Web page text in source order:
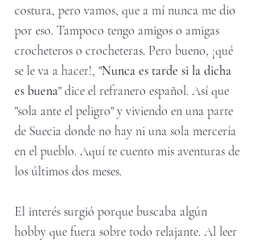
costura, pero vamos, que a mí nunca me dio
por eso. Tampoco tengo amigos o amigas
crocheteros o crocheteras. Pero bueno, ¡qué
se le va a hacer!, "Nunca es tarde si la dicha
es buena" dice el refranero español. Así que
"sola ante el peligro" y viviendo en una parte
de Suecia donde no hay ni una sola mercería
en el pueblo. Aquí te cuento mis aventuras de
los últimos dos meses.
El interés surgió porque buscaba algún
hobby que fuera sobre todo relajante. Al leer